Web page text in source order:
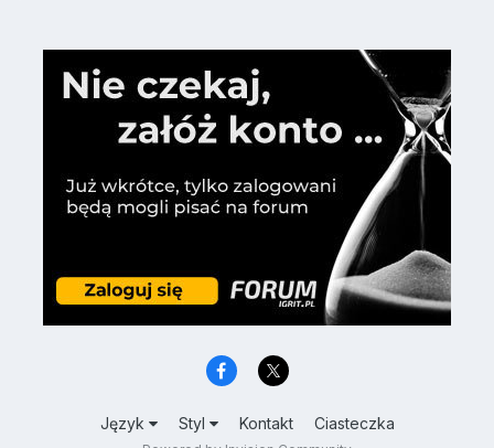
Język Styl Kontakt Ciasteczka